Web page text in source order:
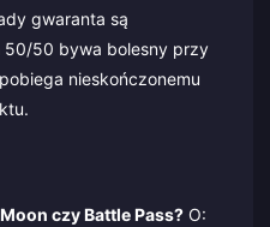
gwaranta są
50/50 bywa bolesny przy
nieskończonemu
czy Battle Pass? O: